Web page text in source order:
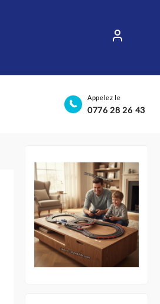
Appelez le
0776 28 26 43